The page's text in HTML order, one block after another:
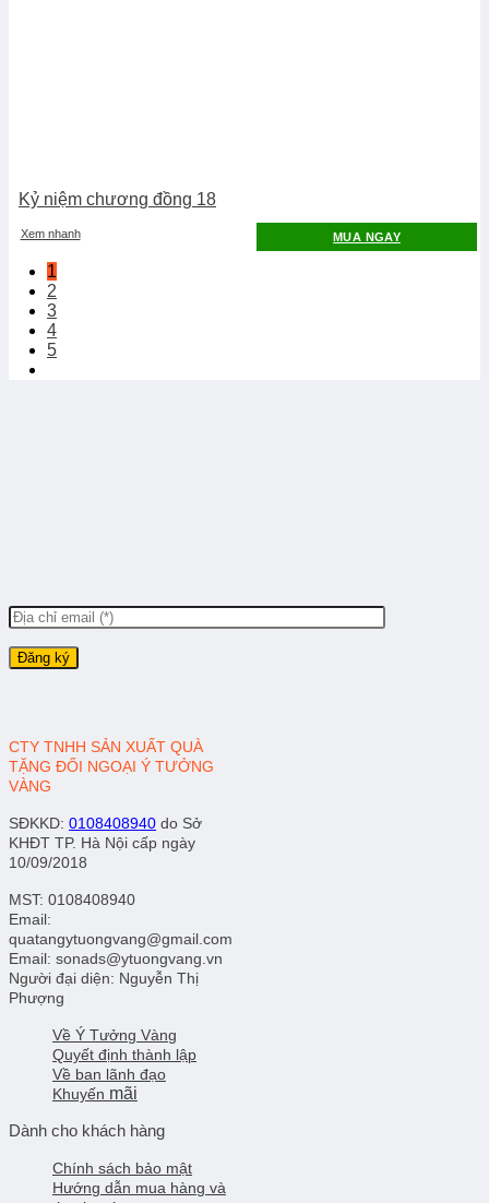
Kỷ niệm chương đồng 18
MUA NGAY
Xem nhanh
1
2
3
4
5
CTY TNHH SẢN XUẤT QUÀ
TẶNG ĐỐI NGOẠI Ý TƯỞNG
VÀNG
SĐKKD: 0108408940 do Sở
KHĐT TP. Hà Nội cấp ngày
10/09/2018
MST: 0108408940
Email:
quatangytuongvang@gmail.com
Email: sonads@ytuongvang.vn
Người đại diện: Nguyễn Thị
Phượng
Về Ý Tưởng Vàng
Quyết định thành lập
Về ban lãnh đạo
Khuyến mãi
Dành cho khách hàng
Chính sách bảo mật
Hướng dẫn mua hàng và